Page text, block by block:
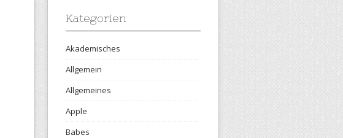
Kategorien
Akademisches
Allgemein
Allgemeines
Apple
Babes